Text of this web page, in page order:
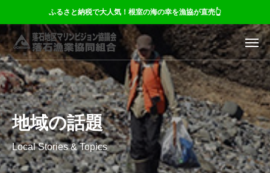
ふるさと納税で大人気！根室の海の幸を漁協が直売👆
地域の話題
Local Stories & Topics